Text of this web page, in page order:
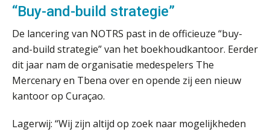
“Buy-and-build strategie”
De lancering van NOTRS past in de officieuze “buy-
and-build strategie” van het boekhoudkantoor. Eerder
dit jaar nam de organisatie medespelers The
Mercenary en Tbena over en opende zij een nieuw
kantoor op Curaçao.
Lagerwij: “Wij zijn altijd op zoek naar mogelijkheden
Fusies en overnames | Met
waardebepalingen bedrijfsadvies
dichter bij de ondernemer
Van Wwft naar AMLR: wat verandert
er in 2027?
bouwstenen voor elk finance team